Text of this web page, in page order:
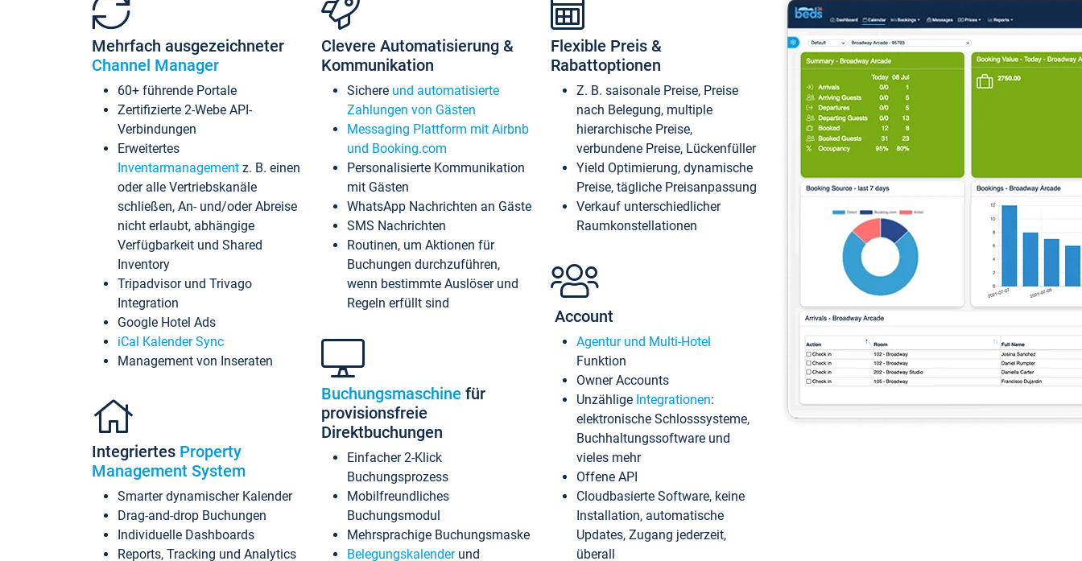
Mehrfach ausgezeichneter
Channel Manager
60+ führende Portale
Zertifizierte 2-Webe API-
Verbindungen
Erweitertes
Inventarmanagement z. B. einen
oder alle Vertriebskanäle
schließen, An- und/oder Abreise
nicht erlaubt, abhängige
Verfügbarkeit und Shared
Inventory
Tripadvisor und Trivago
Integration
Google Hotel Ads
iCal Kalender Sync
Management von Inseraten
Integriertes Property
Management System
Smarter dynamischer Kalender
Drag-and-drop Buchungen
Individuelle Dashboards
Reports, Tracking und Analytics
Clevere Automatisierung &
Kommunikation
Sichere und automatisierte
Zahlungen von Gästen
Messaging Plattform mit Airbnb
und Booking.com
Personalisierte Kommunikation
mit Gästen
WhatsApp Nachrichten an Gäste
SMS Nachrichten
Routinen, um Aktionen für
Buchungen durchzuführen,
wenn bestimmte Auslöser und
Regeln erfüllt sind
Buchungsmaschine für
provisionsfreie
Direktbuchungen
Einfacher 2-Klick
Buchungsprozess
Mobilfreundliches
Buchungsmodul
Mehrsprachige Buchungsmaske
Belegungskalenderund
Flexible Preis &
Rabattoptionen
Z. B. saisonale Preise, Preise
nach Belegung, multiple
hierarchische Preise,
verbundene Preise, Lückenfüller
Yield Optimierung, dynamische
Preise, tägliche Preisanpassung
Verkauf unterschiedlicher
Raumkonstellationen
Account
Agentur und Multi-Hotel
Funktion
Owner Accounts
Unzählige Integrationen:
elektronische Schlosssysteme,
Buchhaltungssoftware und
vieles mehr
Offene API
Cloudbasierte Software, keine
Installation, automatische
Updates, Zugang jederzeit,
überall